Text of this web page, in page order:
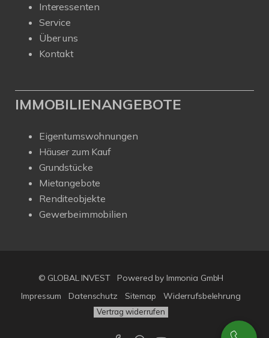
Interessenten
Service
Über uns
Kontakt
IMMOBILIENANGEBOTE
Eigentumswohnungen
Häuser zum Kauf
Grundstücke
Mietangebote
Renditeobjekte
Gewerbeimmobilien
© GLOBAL INVEST Powered by Immonia GmbH
Impressum
Datenschutz Sitemap Widerrufsbelehrung
Vertrag widerrufen